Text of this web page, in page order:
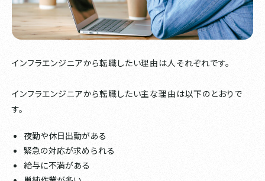
インフラエンジニアから転職したい理由は人それぞれです。
インフラエンジニアから転職したい主な理由は以下のとおりで
す。
夜勤や休日出勤がある
緊急の対応が求められる
給与に不満がある